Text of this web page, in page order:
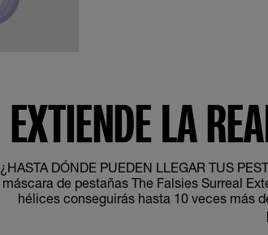
EXTIENDE LA
¿HASTA DÓNDE PUEDEN LLEGAR TUS
máscara de pestañas The Falsies Surreal
hélices conseguirás hasta 10 veces más